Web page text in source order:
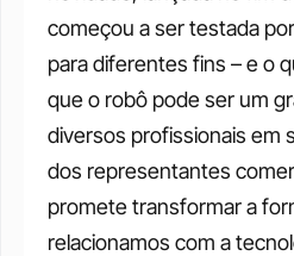
começou a ser testada
para diferentes fins – e o
que o robô pode ser um
diversos profissionais em
dos representantes
promete transformar a
relacionamos com a